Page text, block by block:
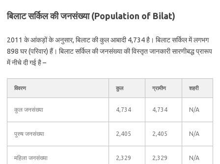
बिलाट सर्किल की जनसंख्या (Population of Bilat)
2011 के आंकड़ों के अनुसार, बिलाट की कुल आबादी 4,734 है। बिलाट सर्किल में लगभग
898 घर (परिवार) हैं। बिलाट सर्किल की जनसंख्या की विस्तृत जानकारी सारणीबद्ध प्रारूप
में नीचे दी गई है –
विवरण कुल ग्रामीण शहरी
कुल जनसंख्या 4,734 4,734 N/A
पुरुष जनसंख्या 2,405 2,405 N/A
महिला जनसंख्या 2,329 2,329 N/A